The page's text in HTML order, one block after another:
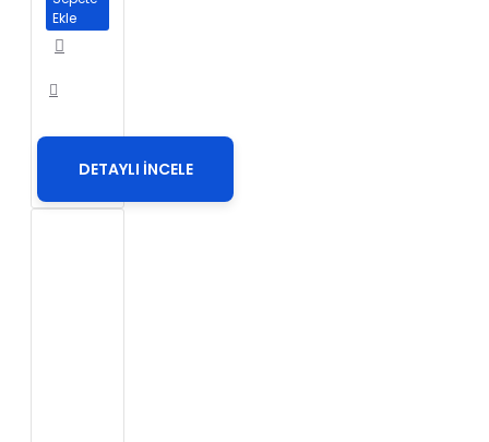
Ekle
DETAYLI İNCELE